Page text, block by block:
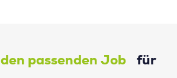
den passenden Job für